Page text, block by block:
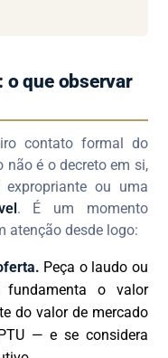
o que observar
contato formal do
não é o decreto em si,
ou uma
. É um momento
atenção desde logo:
Peça o laudo ou
o valor
do valor de mercado
— e se considera